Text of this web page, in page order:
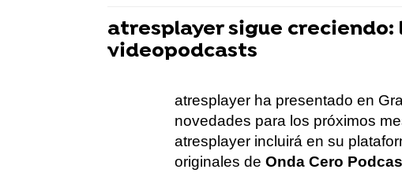
atresplayer sigue creciendo:
videopodcasts
atresplayer ha presentado en
novedades para los próximos
atresplayer incluirá en su
originales de Onda Cero